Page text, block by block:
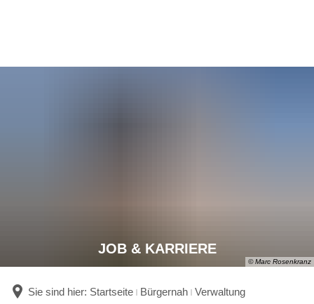
© Marc Rosenkranz
JOB & KARRIERE
Sie sind hier: Startseite Bürgernah Verwaltung